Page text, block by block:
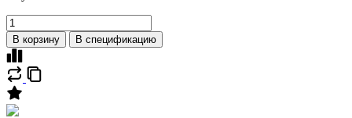
В корзину В спецификацию